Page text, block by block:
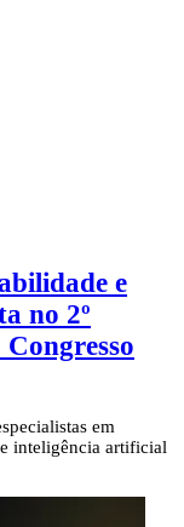
e
no 2º
em
inteligência artificial